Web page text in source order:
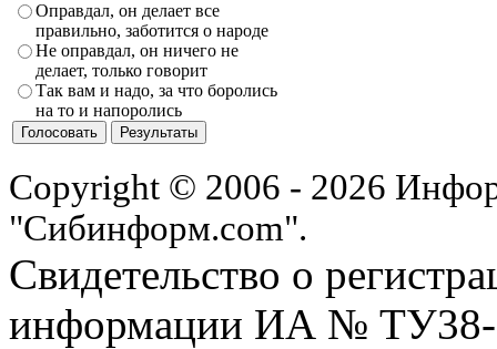
Оправдал, он делает все
правильно, заботится о народе
Не оправдал, он ничего не
делает, только говорит
Так вам и надо, за что боролись
на то и напоролись
Copyright © 2006 - 2026
"Сибинформ.com".
Свидетельство о
информации ИА № ТУ38-